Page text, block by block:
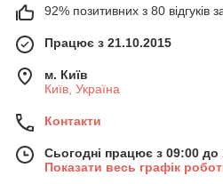
92% позитивних з 80 відгуків
Працює з 21.10.2015
м. Київ
Київ, Україна
Контакти
Сьогодні працює з 09:00 до
Показати весь графік